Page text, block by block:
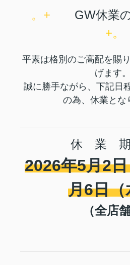
。+
GW休業
+。
平素は格別のご高配を賜
げます。
誠に勝手ながら、下記日
の為、休業とな
休 業
2026年5月2
月6日（
（全店舗